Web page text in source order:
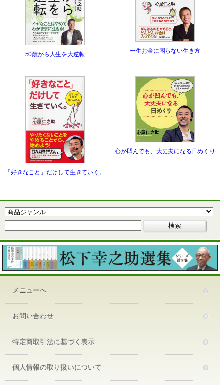
50歳から人生を大逆転
一生お金に困らない生き方
「好きなこと」だけして生きていく。
心が凹んでも、大丈夫になる日めくり
メニューへ
お問い合わせ
特定商取引法に基づく表示
個人情報の取り扱いについて